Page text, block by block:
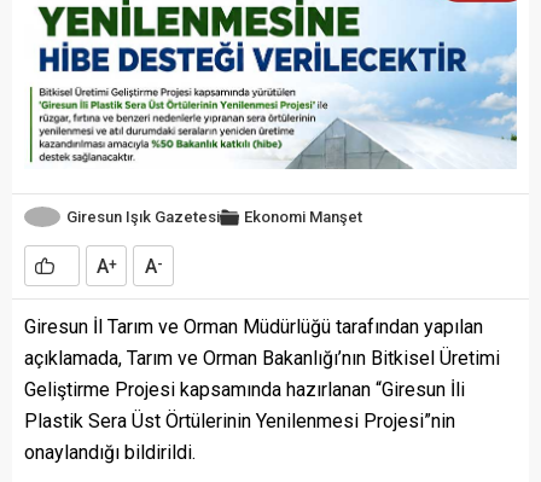
Giresun Işık Gazetesi Ekonomi Manşet
A+ A-
Giresun İl Tarım ve Orman Müdürlüğü tarafından yapılan
açıklamada, Tarım ve Orman Bakanlığı’nın Bitkisel Üretimi
Geliştirme Projesi kapsamında hazırlanan “Giresun İli
Plastik Sera Üst Örtülerinin Yenilenmesi Projesi”nin
onaylandığı bildirildi.